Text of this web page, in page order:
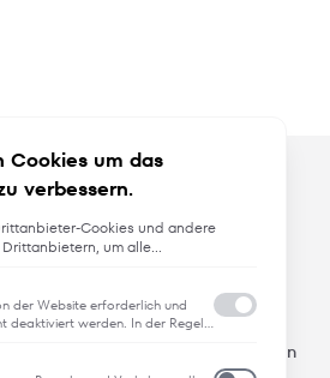
Cookies um das
verbessern.
Cookies und andere
um alle
und personalisierte
Apps und Newsletter im
Plattformen bereitzustellen. Zu
verwendeten Gerät.
der Website erforderlich und
deaktiviert werden. In der Regel
entsprechen, wie
und Trends
von Neuheiten, Trends und aktuellen